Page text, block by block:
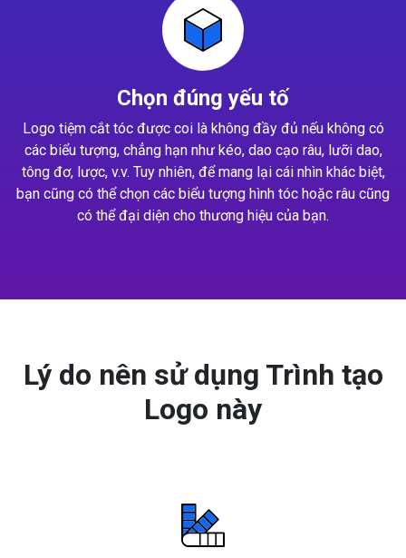
Chọn đúng yếu tố
Logo tiệm cắt tóc được coi là không đầy đủ nếu không có
các biểu tượng, chẳng hạn như kéo, dao cạo râu, lưỡi dao,
tông đơ, lược, v.v. Tuy nhiên, để mang lại cái nhìn khác biệt,
bạn cũng có thể chọn các biểu tượng hình tóc hoặc râu cũng
có thể đại diện cho thương hiệu của bạn.
Lý do nên sử dụng Trình tạo
Logo này